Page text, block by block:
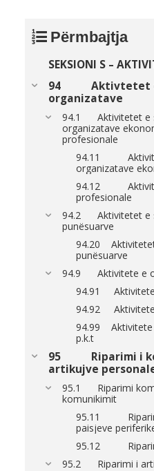
Përmbajtja
SEKSIONI S –
94 Aktivtetet e
organizatave
94.1 Aktivitetet e
organizatave
profesionale
94.11
organizatave
94.12
profesionale
94.2 Aktivitetet e
punësuarve
94.20
punësuarve
94.9 Aktivitete e
94.91
94.92 Aktivitete
94.99 Aktivitete
p.k.t
95 Riparimi i
artikujve
95.1 Riparimi
komunikimit
95.11
paisjeve
95.12 Riparimi
95.2 Riparimi i